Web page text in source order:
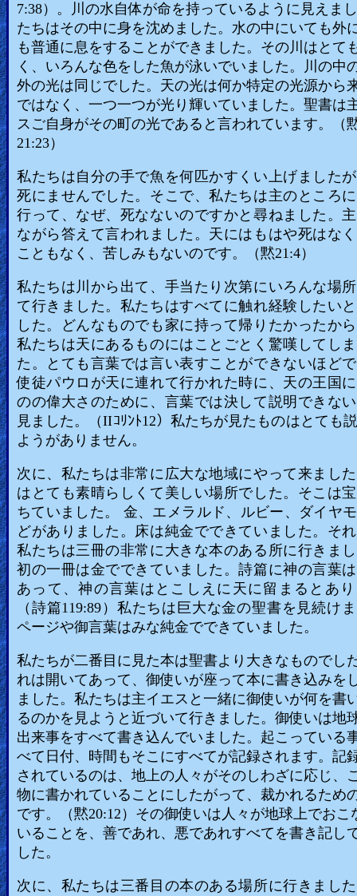
7:38）。川の水自体が命を持っているように見えま
たちはその中に身を沈めました。水の中にいても外
も普通に息をすることができました。その川はとて
く、いろんな色をした魚が泳いでいました。川の中
外の光は同じでした。天の光は何か特定の光源から
ではなく、一つ一つが光り輝いていました。聖書は
スご自身がその町の光であると言われています。（
21:23）
私たちは自分の手で魚を何匹かすくい上げました
死にませんでした。そこで、私たちは主のところ
行って、なぜ、死なないのですかと尋ねました。
ながら答えて言われました。天にはもはや死はな
こともなく、苦しみもないのです。（黙21:4）
私たちは川から出て、手当たり次第にいろんな場
て行きました。私たちはすべてに触れ経験したい
した。どんなものでも家に持って帰りたかったか
私たちは天にあるものにはことごとく驚嘆してし
た。とても言葉では言い表すことができないほど
使徒パウロが天に連れて行かれた時に、天の王国
のの偉大さのために、言葉では決して説明できな
見ました。（IIｺﾘﾝﾄ12）私たちが見たものはとても
ようがありません。
次に、私たちは非常に広大な地域にやって来まし
はとても素晴らしくて美しい場所でした。そこは
ちていました。 金、エメラルド、ルビー、ダイヤ
どがありました。床は純金でできていました。そ
私たちは三冊の非常に大きな本のある所に行きま
初の一冊は金でできていました。詩篇に神の言葉
あって、神の言葉はとこしえに天に留まるとあ
（詩篇119:89）私たちは巨大な金の聖書を見続け
ページや御言葉はみな純金でできていました。
私たちが二番目に見た本は聖書より大きなものでし
れは開いてあって、御使いが座って本に書き込みを
ました。私たちは主イエスと一緒に御使いが何を書
るのかを見ようと近づいて行きました。御使いは地
出来事をすべて書き込んでいました。起こっている
べて日付、時間もそこにすべてが記録されます。記
されているのは、地上の人々がそのしわざに応じ、
物に書かれていることにしたがって、裁かれるため
です。（黙20:12）その御使いは人々が地球上でおこ
いることを、善であれ、悪であれすべてを書き記し
した。
次に、私たちは三番目の本のある場所に行きまし